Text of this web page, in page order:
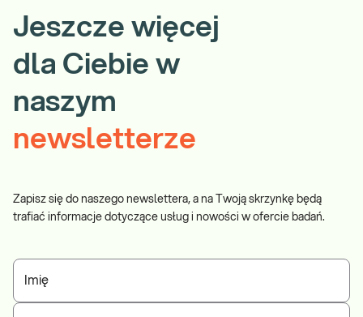
Jeszcze więcej
dla Ciebie w
naszym
newsletterze
Zapisz się do naszego newslettera, a na Twoją skrzynkę będą
trafiać informacje dotyczące usług i nowości w ofercie badań.
Imię